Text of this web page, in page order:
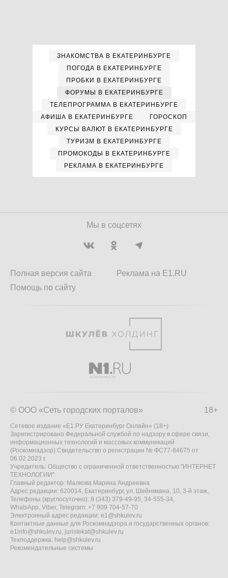
ЗНАКОМСТВА В ЕКАТЕРИНБУРГЕ
ПОГОДА В ЕКАТЕРИНБУРГЕ
ПРОБКИ В ЕКАТЕРИНБУРГЕ
ФОРУМЫ В ЕКАТЕРИНБУРГЕ
ТЕЛЕПРОГРАММА В ЕКАТЕРИНБУРГЕ
АФИША В ЕКАТЕРИНБУРГЕ
ГОРОСКОП
КУРСЫ ВАЛЮТ В ЕКАТЕРИНБУРГЕ
ТУРИЗМ В ЕКАТЕРИНБУРГЕ
ПРОМОКОДЫ В ЕКАТЕРИНБУРГЕ
РЕКЛАМА В ЕКАТЕРИНБУРГЕ
Мы в соцсетях
Полная версия сайта
Помощь по сайту
Реклама на E1.RU
18+
© ООО «Сеть городских порталов»
Сетевое издание «Е1.РУ Екатеринбург Онлайн» (18+)
Зарегистрировано Федеральной службой по надзору в сфере связи,
информационных технологий и массовых коммуникаций
(Роскомнадзор) Свидетельство о регистрации № ФС77-84675 от
06.02.2023 г.
Учредитель: Общество с ограниченной ответственностью "ИНТЕРНЕТ
ТЕХНОЛОГИИ"
Главный редактор: Малкова Марина Андреевна
Адрес редакции: 620014, Екатеринбург, ул. Шейнкмана, 10, 3-й этаж,
Телефоны (круглосуточно): 8 (343) 379-49-95, 34-555-34,
WhatsApp, Viber, Telegram: +7 909 704-57-70
Электронный адрес редакции: e1@shkulev.ru
Контактные данные для Роскомнадзора и государственных органов:
e1info@shkulev.ru, juristekat@shkulev.ru
Техподдержка: help@shkulev.ru
Рекомендательные системы